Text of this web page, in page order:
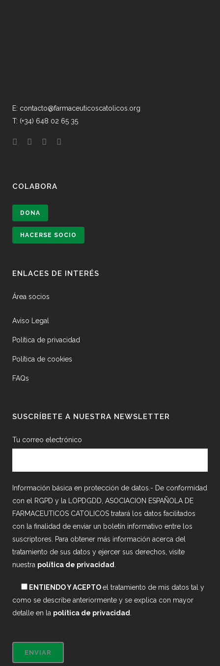
E: contacto@farmaceuticoscatolicos.org
T: (+34) 648 02 65 35
COLABORA
DONA
HACERSE SOCIO
ENLACES DE INTERÉS
Área socios
Aviso Legal
Política de privacidad
Política de cookies
FAQs
SUSCRÍBETE A NUESTRA NEWSLETTER
Tu correo electrónico
Información básica en protección de datos.- De conformidad
con el RGPD y la LOPDGDD, ASOCIACION ESPAÑOLA DE
FARMACEUTICOS CATOLICOS tratará los datos facilitados
con la finalidad de enviar un boletín informativo entre los
suscriptores. Para obtener más información acerca del
tratamiento de sus datos y ejercer sus derechos, visite
nuestra política de privacidad
ENTIENDO Y ACEPTOel tratamiento de mis datos tal y
como se describe anteriormente y se explica con mayor
detalle en la política de privacidad